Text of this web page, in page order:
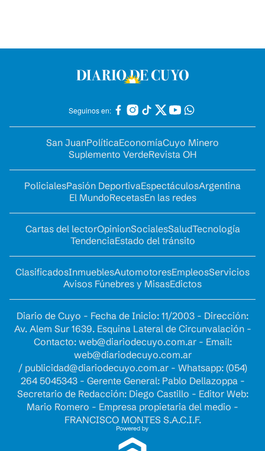
Seguinos en:
San JuanPolíticaEconomíaCuyo Minero
Suplemento VerdeRevista OH
PolicialesPasión DeportivaEspectáculosArgentina
El MundoRecetasEn las redes
Cartas del lectorOpinionSocialesSaludTecnología
TendenciaEstado del tránsito
ClasificadosInmueblesAutomotoresEmpleosServicios
Avisos Fúnebres y MisasEdictos
Diario de Cuyo - Fecha de Inicio: 11/2003 - Dirección:
Av. Alem Sur 1639. Esquina Lateral de Circunvalación -
Contacto: web@diariodecuyo.com.ar- Email:
web@diariodecuyo.com.ar
/ publicidad@diariodecuyo.com.ar- Whatsapp: (054)
264 5045343 - Gerente General: Pablo Dellazoppa -
Secretario de Redacción: Diego Castillo - Editor Web:
Mario Romero - Empresa propietaria del medio -
FRANCISCO MONTES S.A.C.I.F.